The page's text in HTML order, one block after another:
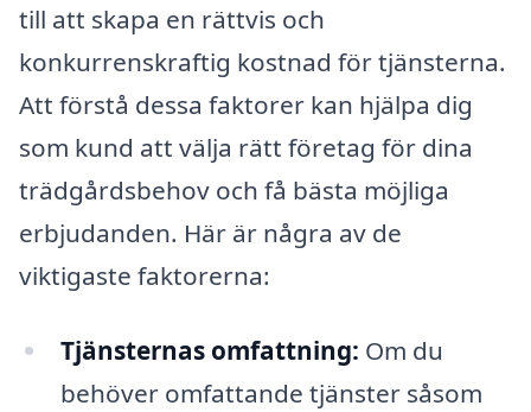
till att skapa en rättvis och
konkurrenskraftig kostnad för tjänsterna.
Att förstå dessa faktorer kan hjälpa dig
som kund att välja rätt företag för dina
trädgårdsbehov och få bästa möjliga
erbjudanden. Här är några av de
viktigaste faktorerna:
Tjänsternas omfattning: Om du
behöver omfattande tjänster såsom